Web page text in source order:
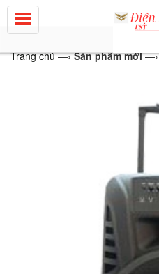
Trang chủ—› Sản phẩm mới—›